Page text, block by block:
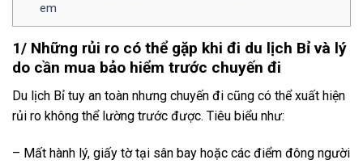
em
1/ Những rủi ro có thể gặp khi đi du lịch Bỉ và lý
do cần mua bảo hiểm trước chuyến đi
Du lịch Bỉ tuy an toàn nhưng chuyến đi cũng có thể xuất hiện
rủi ro không thể lường trước được. Tiêu biểu như:
– Mất hành lý, giấy tờ tại sân bay hoặc các điểm đông người